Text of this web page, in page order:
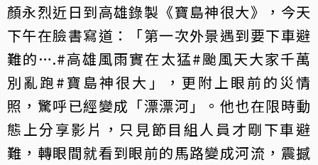
顏永烈近日到高雄錄製《寶島神很大》，今天
下午在臉書寫道：「第一次外景遇到要下車避
難的….#高雄風雨實在太猛#颱風天大家千萬
別亂跑#寶島神很大」，更附上眼前的災情
照，驚呼已經變成「漂漂河」。他也在限時動
態上分享影片，只見節目組人員才剛下車避
難，轉眼間就看到眼前的馬路變成河流，震撼